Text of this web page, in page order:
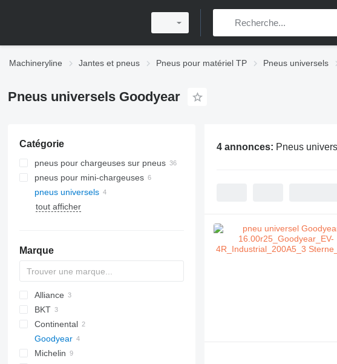
Machineryline Jantes et pneus Pneus pour matériel TP Pneus universels
Pneus universels Goodyear
Catégorie
pneus pour chargeuses sur pneus
pneus pour mini-chargeuses
pneus universels
tout afficher
Marque
Alliance
BKT
Continental
Goodyear
Michelin
4 annonces: Pneus